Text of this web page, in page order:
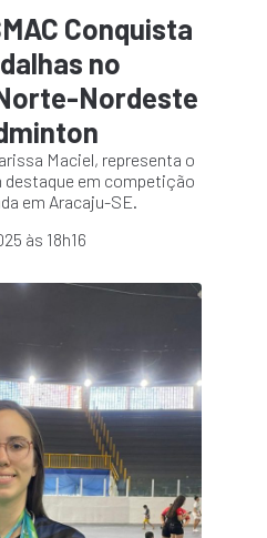
Conquista
no
Nordeste
Maciel, representa o
destaque em competição
em Aracaju-SE.
às 18h16